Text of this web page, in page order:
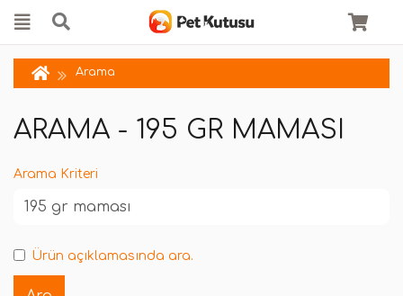
Arama
ARAMA - 195 GR MAMASI
Arama Kriteri
Ürün açıklamasında ara.